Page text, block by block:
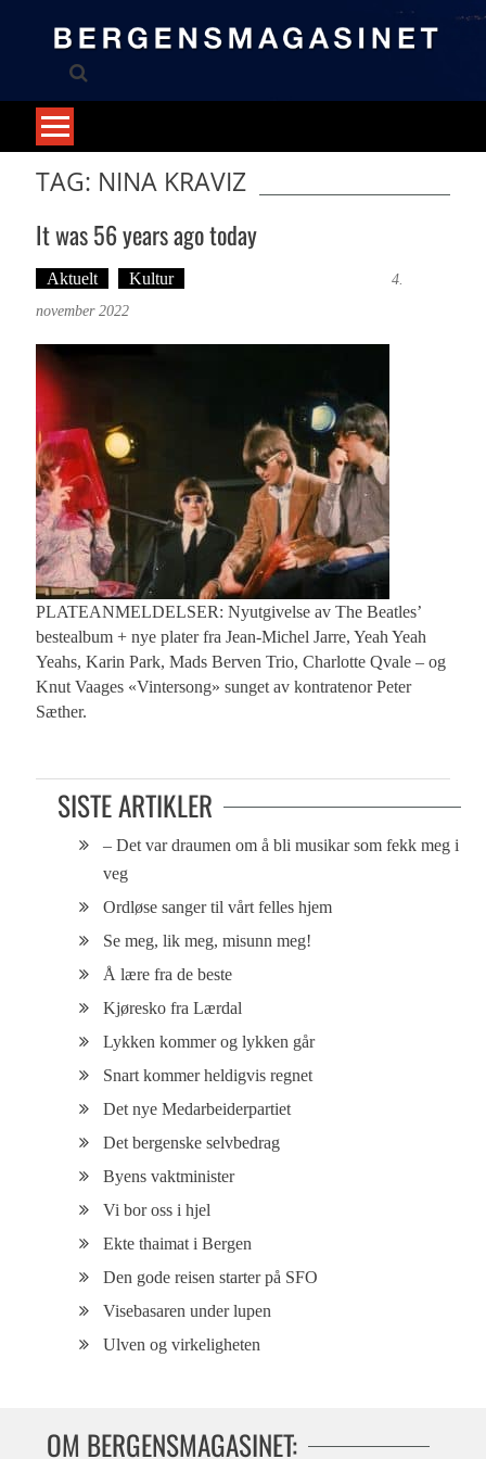
TAG: NINA KRAVIZ
It was 56 years ago today
Aktuelt Kultur
4.
november 2022
PLATEANMELDELSER: Nyutgivelse av The Beatles’
bestealbum + nye plater fra Jean-Michel Jarre, Yeah Yeah
Yeahs, Karin Park, Mads Berven Trio, Charlotte Qvale – og
Knut Vaages «Vintersong» sunget av kontratenor Peter
Sæther.
SISTE ARTIKLER
– Det var draumen om å bli musikar som fekk meg i
veg
Ordløse sanger til vårt felles hjem
Se meg, lik meg, misunn meg!
Å lære fra de beste
Kjøresko fra Lærdal
Lykken kommer og lykken går
Snart kommer heldigvis regnet
Det nye Medarbeiderpartiet
Det bergenske selvbedrag
Byens vaktminister
Vi bor oss i hjel
Ekte thaimat i Bergen
Den gode reisen starter på SFO
Visebasaren under lupen
Ulven og virkeligheten
OM BERGENSMAGASINET: